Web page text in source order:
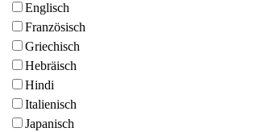
Englisch
Französisch
Griechisch
Hebräisch
Hindi
Italienisch
Japanisch